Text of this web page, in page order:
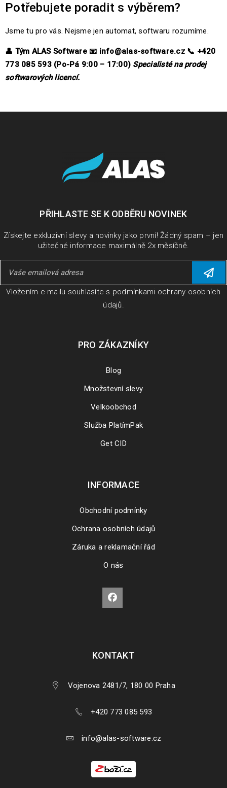
Potřebujete poradit s výběrem?
Jsme tu pro vás. Nejsme jen automat, softwaru rozumíme.
👤 Tým ALAS Software 📧 info@alas-software.cz 📞 +420
773 085 593 (Po-Pá 9:00 – 17:00) Specialisté na prodej
softwarových licencí.
PŘIHLASTE SE K ODBĚRU NOVINEK
Získejte exkluzivní slevy a novinky jako první! Žádný spam – jen
užitečné informace maximálně 2x měsíčně.
Vložením e-mailu souhlasíte s podmínkami ochrany osobních
údajů.
PRO ZÁKAZNÍKY
Blog
Množstevní slevy
Velkoobchod
Služba PlatímPak
Get CID
INFORMACE
Obchodní podmínky
Ochrana osobních údajů
Záruka a reklamační řád
O nás
KONTAKT
Vojenova 2481/7, 180 00 Praha
+420 773 085 593
info@alas-software.cz